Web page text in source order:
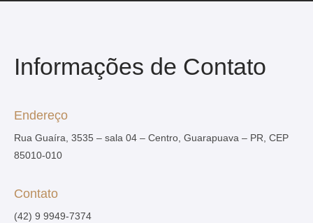
Informações de Contato
Endereço
Rua Guaíra, 3535 – sala 04 – Centro, Guarapuava – PR, CEP
85010-010
Contato
(42) 9 9949-7374